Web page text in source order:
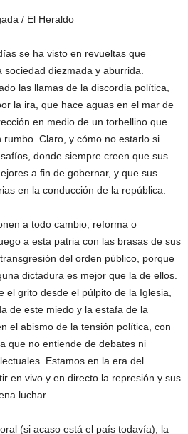
/ El Heraldo
se ha visto en revueltas que
diezmada y aburrida.
las llamas de la discordia política,
la ira, que hace aguas en el mar de
en medio de un torbellino que
Claro, y cómo no estarlo si
donde siempre creen que sus
a fin de gobernar, y que sus
en la conducción de la república.
a todo cambio, reforma o
a esta patria con las brasas de sus
del orden público, porque
dictadura es mejor que la de ellos.
el grito desde el púlpito de la Iglesia,
de este miedo y la estafa de la
el abismo de la tensión política, con
que no entiende de debates ni
Estamos en la era del
en vivo y en directo la represión y sus
luchar.
(si acaso está el país todavía), la